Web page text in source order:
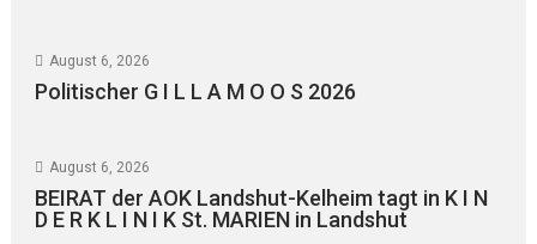
August 6, 2026
Politischer G I L L A M O O S 2026
August 6, 2026
BEIRAT der AOK Landshut-Kelheim tagt in K I N
D E R K L I N I K St. MARIEN in Landshut